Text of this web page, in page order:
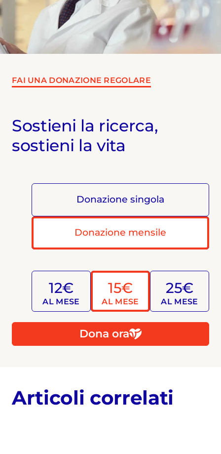
FAI UNA DONAZIONE REGOLARE
Sostieni la ricerca,
sostieni la vita
Donazione singola
Donazione mensile
12€
AL MESE
15€
AL MESE
25€
AL MESE
Dona ora
Articoli correlati